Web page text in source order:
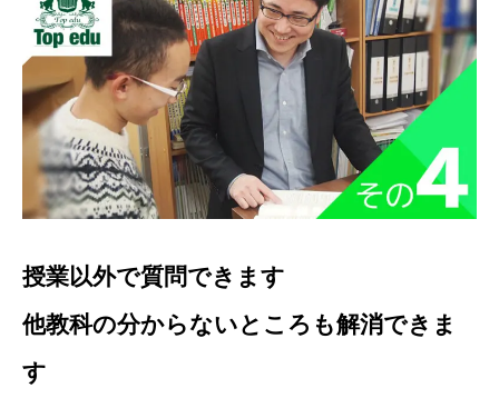
授業以外で質問できます
他教科の分からないところも解消できま
す